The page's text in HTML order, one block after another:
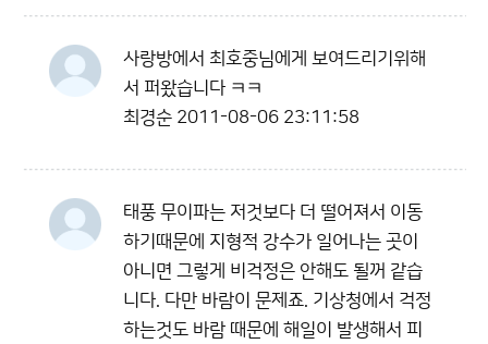
사랑방에서 최호중님에게 보여드리기위해
서 퍼왔습니다 ㅋㅋ
최경순 2011-08-06 23:11:58
태풍 무이파는 저것보다 더 떨어져서 이동
하기때문에 지형적 강수가 일어나는 곳이
아니면 그렇게 비걱정은 안해도 될꺼 같습
니다. 다만 바람이 문제죠. 기상청에서 걱정
하는것도 바람 때문에 해일이 발생해서 피